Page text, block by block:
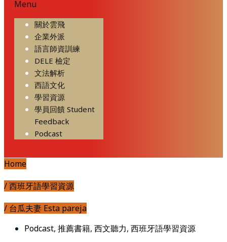
Menu
關於雲飛
企業外派
語言師資訓練
DELE 檢定
文法解析
西語文化
學習資源
學員回饋 Student
Feedback
Podcast
Home
/ 西班牙語學習資源
/ 台瓜夫妻 Esta pareja
Podcast, 推薦書籍, 西文聽力, 西班牙語學習資源